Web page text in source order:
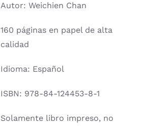
Autor: Weichien Chan
160 páginas en papel de alta
calidad
Idioma: Español
ISBN: 978-84-124453-8-1
Solamente libro impreso, no